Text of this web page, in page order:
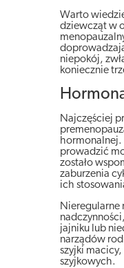
Warto
dziewcząt w
niepokój,
koniecznie
Najczęściej
hormonalnej.
prowadzić
zostało
zaburzenia
ich
Nieregularne
jajniku lub
narządów
szyjki
szyjkowych.